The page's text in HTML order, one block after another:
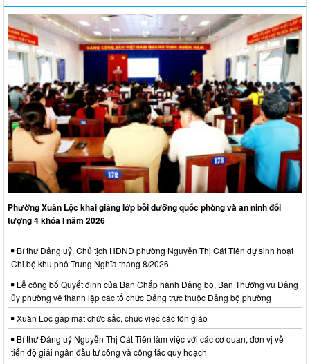
Phường Xuân Lộc khai giảng lớp bồi dưỡng quốc phòng và an ninh đối
tượng 4 khóa I năm 2026
Bí thư Đảng uỷ, Chủ tịch HĐND phường Nguyễn Thị Cát Tiên dự sinh hoạt
Chi bộ khu phố Trung Nghĩa tháng 8/2026
Lễ công bố Quyết định của Ban Chấp hành Đảng bộ, Ban Thường vụ Đảng
ủy phường về thành lập các tổ chức Đảng trực thuộc Đảng bộ phường
Xuân Lộc gặp mặt chức sắc, chức việc các tôn giáo
Bí thư Đảng uỷ Nguyễn Thị Cát Tiên làm việc với các cơ quan, đơn vị về
tiến độ giải ngân đầu tư công và công tác quy hoạch